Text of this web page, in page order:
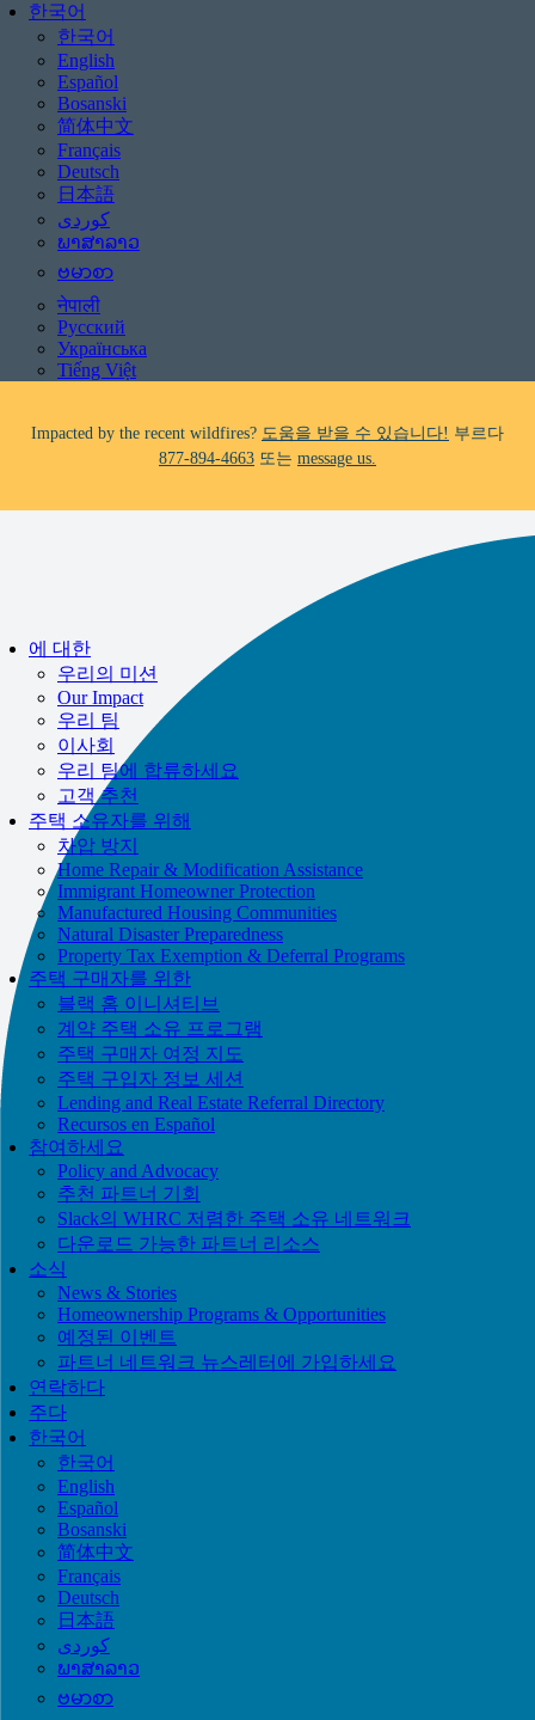
한국어
한국어
English
Español
Bosanski
简体中文
Français
Deutsch
日本語
ພາສາລາວ
ဗမာစာ
नेपाली
Русский
Українська
Tiếng Việt
Be aware of scams: WHRC does not make unsolicited phone calls and will
Impacted by the recent wildfires?
Facing foreclosure?도움을 받을 수 있습니다!부르다877-894-4663또
는message us.
Be aware of scams: WHRC does not make unsolicited phone calls and will
If you receive a suspicious call claiming to be from WHRC, please contact
877-894-4663.
Impacted by the recent wildfires?도움을 받을 수 있습니다!
877-894-4663
에 대한
우리의 미션
Our Impact
우리 팀
이사회
우리 팀에 합류하세요
고객 추천
주택 소유자를 위해
차압 방지
Home Repair & Modification Assistance
Immigrant Homeowner Protection
Manufactured Housing Communities
Natural Disaster Preparedness
Property Tax Exemption & Deferral Programs
주택 구매자를 위한
블랙 홈 이니셔티브
계약 주택 소유 프로그램
주택 구매자 여정 지도
주택 구입자 정보 세션
Lending and Real Estate Referral Directory
Recursos en Español
참여하세요
Policy and Advocacy
추천 파트너 기회
Slack의 WHRC 저렴한 주택 소유 네트워크
다운로드 가능한 파트너 리소스
소식
News & Stories
Homeownership Programs & Opportunities
예정된 이벤트
파트너 네트워크 뉴스레터에 가입하세요
연락하다
주다
한국어
한국어
English
Español
Bosanski
简体中文
Français
Deutsch
日本語
ພາສາລາວ
ဗမာစာ